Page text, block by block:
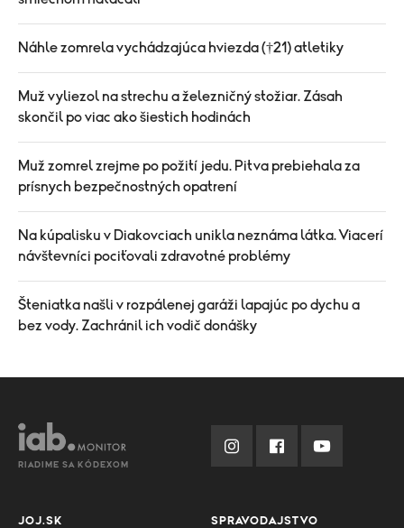
Náhle zomrela vychádzajúca hviezda (†21) atletiky
Muž vyliezol na strechu a železničný stožiar. Zásah
skončil po viac ako šiestich hodinách
Muž zomrel zrejme po požití jedu. Pitva prebiehala za
prísnych bezpečnostných opatrení
Na kúpalisku v Diakovciach unikla neznáma látka. Viacerí
návštevníci pociťovali zdravotné problémy
Šteniatka našli v rozpálenej garáži lapajúc po dychu a
bez vody. Zachránil ich vodič donášky
RIADIME SA KÓDEXOM
JOJ.SK SPRAVODAJSTVO